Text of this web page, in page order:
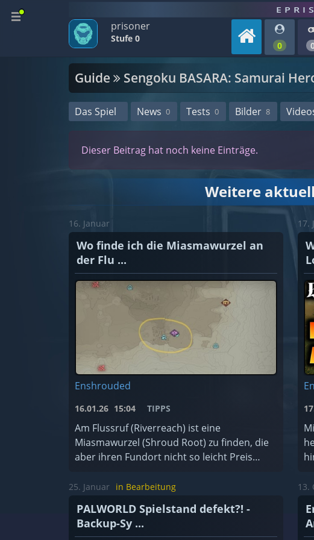
prisoner
Stufe 0
0
Guide Sengoku BASARA: Samurai
Das Spiel News 0 Tests 0 Bilder 8
Dieser Beitrag hat noch keine Einträge.
Weitere
16. Januar
Wo finde ich die Miasmawurzel an
der Flu ...
Enshrouded
16.01.26 15:04 TIPPS
Am Flussruf (Riverreach) ist eine
Miasmawurzel (Shroud Root) zu finden, die
aber ihren Fundort nicht so leicht Preis
17.
25. Januar in Bearbeitung
PALWORLD Spielstand defekt?! -
Backup-Sy ...
13.